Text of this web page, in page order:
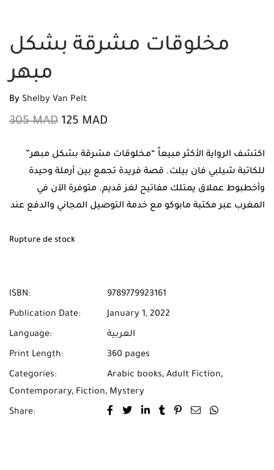
مخلوقات مشرقة بشكل
مبهر
By Shelby Van Pelt
305MAD 125 MAD
اكتشف الرواية الأكثر مبيعاً “مخلوقات مشرقة بشكل مبهر”
للكاتبة شيلبي فان بيلت. قصة فريدة تجمع بين أرملة وحيدة
وأخطبوط عملاق يمتلك مفاتيح لغز قديم. متوفرة الآن في
المغرب عبر مكتبة مابوكو مع خدمة التوصيل المجاني والدفع عند
Rupture de stock
ISBN: 9789779923161
Publication Date: January 1, 2022
Language: العربية
Print Length: 360 pages
Categories: Arabic books, Adult Fiction,
Contemporary, Fiction, Mystery
Share: